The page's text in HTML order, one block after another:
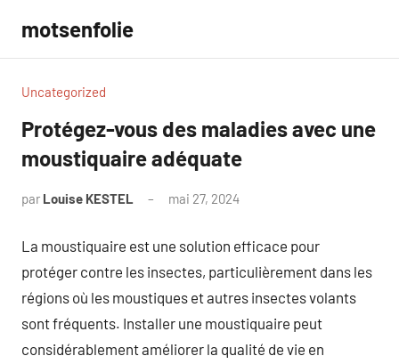
contenu
motsenfolie
Uncategorized
Protégez-vous des maladies avec une
moustiquaire adéquate
par Louise KESTEL mai 27, 2024
La moustiquaire est une solution efficace pour
protéger contre les insectes, particulièrement dans les
régions où les moustiques et autres insectes volants
sont fréquents. Installer une moustiquaire peut
considérablement améliorer la qualité de vie en